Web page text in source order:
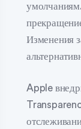
Изменения
Apple